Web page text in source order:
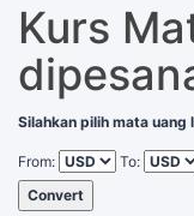
Kurs
Silahkan pilih mata uang
From: To:
Convert